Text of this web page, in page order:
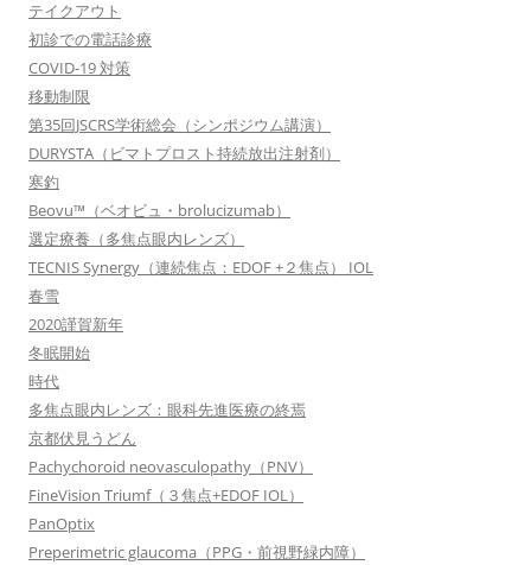
テイクアウト
初診での電話診療
COVID-19 対策
移動制限
第35回JSCRS学術総会（シンポジウム講演）
DURYSTA（ビマトプロスト持続放出注射剤）
寒釣
Beovu™（ベオビュ・brolucizumab）
選定療養（多焦点眼内レンズ）
TECNIS Synergy（連続焦点：EDOF +２焦点） IOL
春雪
2020謹賀新年
冬眠開始
時代
多焦点眼内レンズ：眼科先進医療の終焉
京都伏見うどん
Pachychoroid neovasculopathy（PNV）
FineVision Triumf（３焦点+EDOF IOL）
PanOptix
Preperimetric glaucoma（PPG・前視野緑内障）